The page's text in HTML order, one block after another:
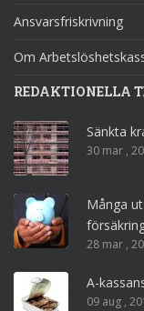
Ansvarsfriskrivning
Om
REDAKTIONELLA
Sänkta
30 mar ,
Många
28 mar ,
A-
09 aug ,